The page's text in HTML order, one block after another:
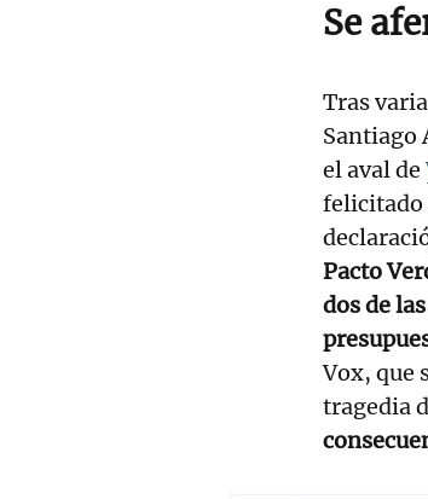
Se
Tras
Santiago
el aval de
felicitado
Pacto
dos de
Vox, que
tragedia